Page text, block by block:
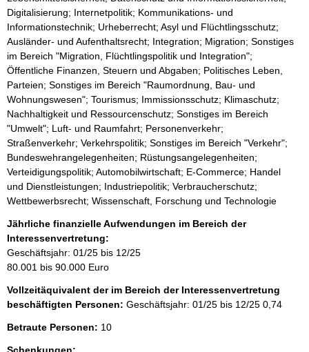
Digitalisierung; Internetpolitik; Kommunikations- und
Informationstechnik; Urheberrecht; Asyl und Flüchtlingsschutz;
Ausländer- und Aufenthaltsrecht; Integration; Migration; Sonstiges
im Bereich "Migration, Flüchtlingspolitik und Integration";
Öffentliche Finanzen, Steuern und Abgaben; Politisches Leben,
Parteien; Sonstiges im Bereich "Raumordnung, Bau- und
Wohnungswesen"; Tourismus; Immissionsschutz; Klimaschutz;
Nachhaltigkeit und Ressourcenschutz; Sonstiges im Bereich
"Umwelt"; Luft- und Raumfahrt; Personenverkehr;
Straßenverkehr; Verkehrspolitik; Sonstiges im Bereich "Verkehr";
Bundeswehrangelegenheiten; Rüstungsangelegenheiten;
Verteidigungspolitik; Automobilwirtschaft; E-Commerce; Handel
und Dienstleistungen; Industriepolitik; Verbraucherschutz;
Wettbewerbsrecht; Wissenschaft, Forschung und Technologie
Jährliche finanzielle Aufwendungen im Bereich der
Interessenvertretung:
Geschäftsjahr: 01/25 bis 12/25
80.001 bis 90.000 Euro
Vollzeitäquivalent der im Bereich der Interessenvertretung
beschäftigten Personen: Geschäftsjahr: 01/25 bis 12/25 0,74
Betraute Personen: 10
Schenkungen: